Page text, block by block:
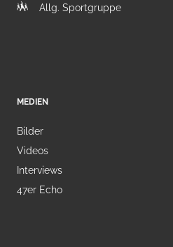
Allg. Sportgruppe
MEDIEN
Bilder
Videos
Interviews
47er Echo